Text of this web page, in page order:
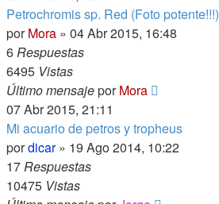
Petrochromis sp. Red (Foto potente!!!)
porMora » 04 Abr 2015, 16:48
6Respuestas
6495 Vistas
Último mensajeporMora
07 Abr 2015, 21:11
Mi acuario de petros y tropheus
pordicar» 19 Ago 2014, 10:22
17Respuestas
10475 Vistas